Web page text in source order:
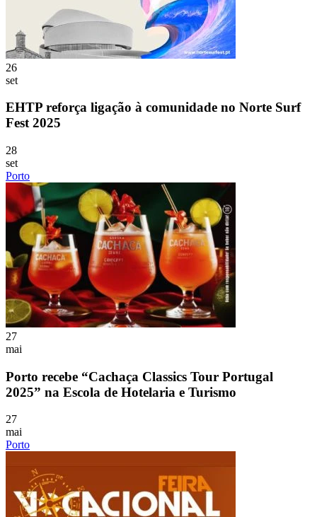
26
set
EHTP reforça ligação à comunidade no Norte Surf
Fest 2025
28
set
Porto
27
mai
Porto recebe “Cachaça Classics Tour Portugal
2025” na Escola de Hotelaria e Turismo
27
mai
Porto